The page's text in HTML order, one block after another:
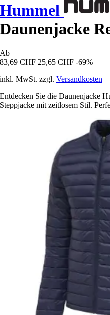
Hummel
Daunenjacke
Ab
83,69 CHF 25,65 CHF -69%
inkl. MwSt. zzgl. Versandkosten
Entdecken Sie die Daunenjacke
Steppjacke mit zeitlosem Stil.